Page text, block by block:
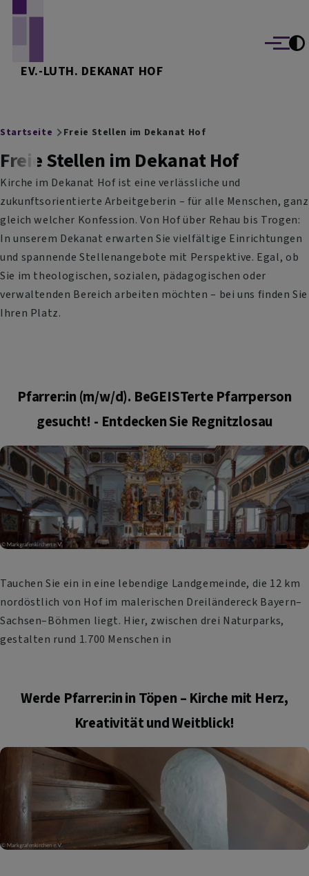
EV.-LUTH. DEKANAT HOF
Menü
Breadcrumb
Startseite Freie Stellen im Dekanat Hof
Freie Stellen im Dekanat Hof
Kirche im Dekanat Hof ist eine verlässliche und
zukunftsorientierte Arbeitgeberin – für alle Menschen, ganz
gleich welcher Konfession. Von Hof über Rehau bis Trogen:
In unserem Dekanat erwarten Sie vielfältige Einrichtungen
und spannende Stellenangebote mit Perspektive. Egal, ob
Sie im theologischen, sozialen, pädagogischen oder
verwaltenden Bereich arbeiten möchten – bei uns finden Sie
Ihren Platz.
Pfarrer:in (m/w/d). BeGEISTerte Pfarrperson
gesucht! - Entdecken Sie Regnitzlosau
Tauchen Sie ein in eine lebendige Landgemeinde, die 12 km
nordöstlich von Hof im malerischen Dreiländereck Bayern–
Sachsen–Böhmen liegt. Hier, zwischen drei Naturparks,
gestalten rund 1.700 Menschen in
Werde ​​​​​​​Pfarrer:in in Töpen – Kirche mit Herz,
Kreativität und Weitblick!